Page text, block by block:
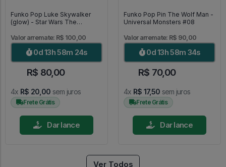
Funko Pop Luke Skywalker
(glow) - Star Wars The
Valor arremate: R$ 100,00
0d 13h 58m 22s
R$ 80,00
4x R$ 20,00 sem juros
Frete Grátis
Dar lance
Funko Pop Pin The Wolf Man -
Universal Monsters #08
Valor arremate: R$ 90,00
0d 13h 58m 32s
R$ 70,00
4x R$ 17,50 sem juros
Frete Grátis
Dar lance
Ver Todos